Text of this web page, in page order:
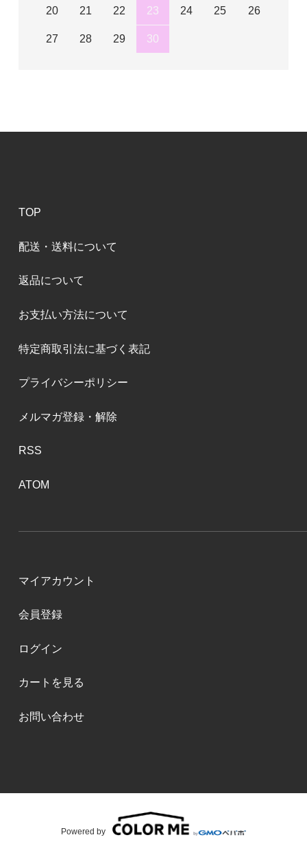
20 21 22 23 24 25 26
27 28 29 30
TOP
配送・送料について
返品について
お支払い方法について
特定商取引法に基づく表記
プライバシーポリシー
メルマガ登録・解除
RSS
ATOM
マイアカウント
会員登録
ログイン
カートを見る
お問い合わせ
Powered by